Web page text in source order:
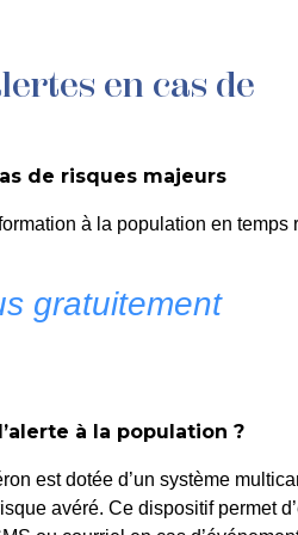
LA ROQUE
DE
DE LA
en cas de
de risques majeurs
à la population en temps
gratuitement
à la population ?
est dotée d’un système
avéré. Ce dispositif permet